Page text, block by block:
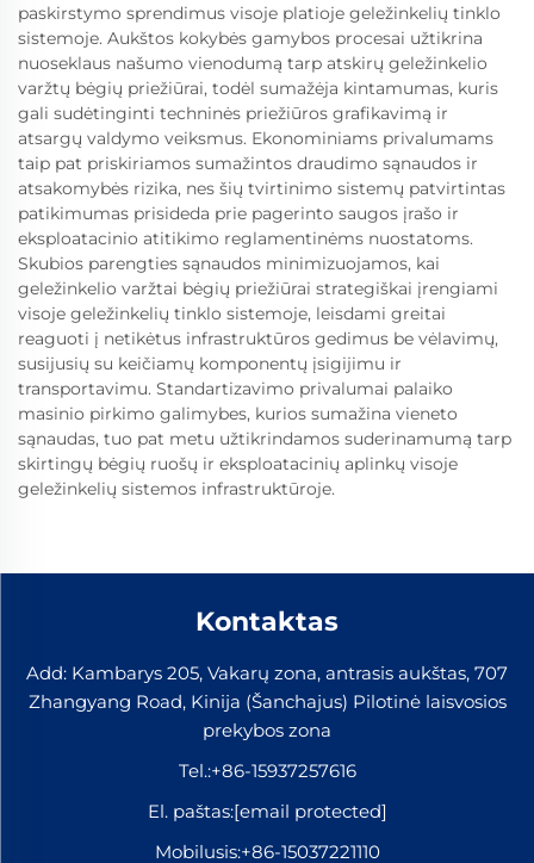
paskirstymo sprendimus visoje platioje geležinkelių tinklo
sistemoje. Aukštos kokybės gamybos procesai užtikrina
nuoseklaus našumo vienodumą tarp atskirų geležinkelio
varžtų bėgių priežiūrai, todėl sumažėja kintamumas, kuris
gali sudėtinginti techninės priežiūros grafikavimą ir
atsargų valdymo veiksmus. Ekonominiams privalumams
taip pat priskiriamos sumažintos draudimo sąnaudos ir
atsakomybės rizika, nes šių tvirtinimo sistemų patvirtintas
patikimumas prisideda prie pagerinto saugos įrašo ir
eksploatacinio atitikimo reglamentinėms nuostatoms.
Skubios parengties sąnaudos minimizuojamos, kai
geležinkelio varžtai bėgių priežiūrai strategiškai įrengiami
visoje geležinkelių tinklo sistemoje, leisdami greitai
reaguoti į netikėtus infrastruktūros gedimus be vėlavimų,
susijusių su keičiamų komponentų įsigijimu ir
transportavimu. Standartizavimo privalumai palaiko
masinio pirkimo galimybes, kurios sumažina vieneto
sąnaudas, tuo pat metu užtikrindamos suderinamumą tarp
skirtingų bėgių ruošų ir eksploatacinių aplinkų visoje
geležinkelių sistemos infrastruktūroje.
Kontaktas
Add: Kambarys 205, Vakarų zona, antrasis aukštas, 707
Zhangyang Road, Kinija (Šanchajus) Pilotinė laisvosios
prekybos zona
Tel.:+86-15937257616
El. paštas:[email protected]
Mobilusis:+86-15037221110